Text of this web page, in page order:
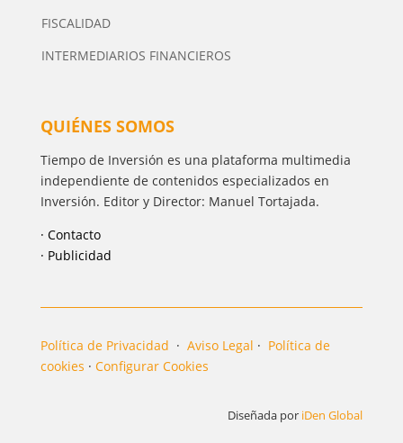
FISCALIDAD
INTERMEDIARIOS FINANCIEROS
QUIÉNES SOMOS
Tiempo de Inversión es una plataforma multimedia
independiente de contenidos especializados en
Inversión. Editor y Director: Manuel Tortajada.
· Contacto
· Publicidad
Política de Privacidad · Aviso Legal · Política de
cookies · Configurar Cookies
Diseñada por iDen Global